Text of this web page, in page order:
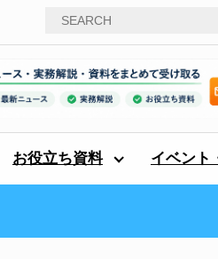
お役立ち資料 イベント